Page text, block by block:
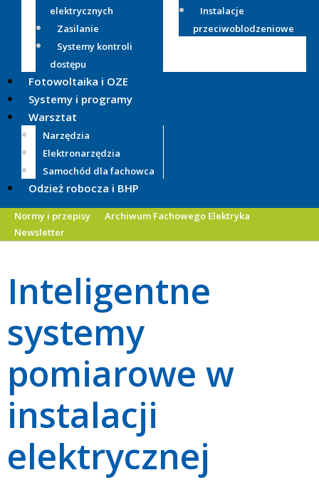
elektrycznych
Zasilanie
Systemy kontroli
dostępu
Instalacje
przeciwoblodzeniowe
Fotowoltaika i OZE
Systemy i programy
Warsztat
Narzędzia
Elektronarzędzia
Samochód dla fachowca
Odzież robocza i BHP
Normy i przepisy
Archiwum Fachowego Elektryka
Newsletter
Inteligentne
systemy
pomiarowe w
instalacji
elektrycznej